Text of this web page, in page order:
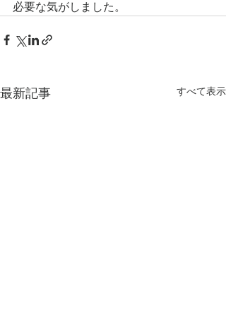
必要な気がしました。
最新記事 すべて表示